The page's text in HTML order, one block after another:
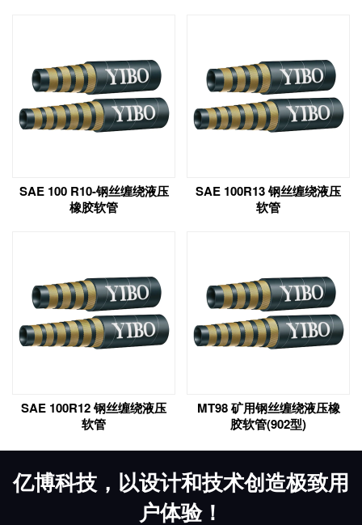
SAE 100 R10-钢丝缠绕液压
橡胶软管
SAE 100R13 钢丝缠绕液压
软管
SAE 100R12 钢丝缠绕液压
软管
MT98 矿用钢丝缠绕液压橡
胶软管(902型)
亿博科技，以设计和技术创造极致用
户体验！